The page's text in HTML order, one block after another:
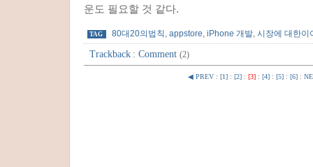
운도 필요할 것 같다.
TAG 80대20의법칙 , appstore, iPhone 개발, 시장에 대한이
Trackback : Comment (2)
◀ PREV : [1]: [2]: [3]: [4]: [5]: [6]: